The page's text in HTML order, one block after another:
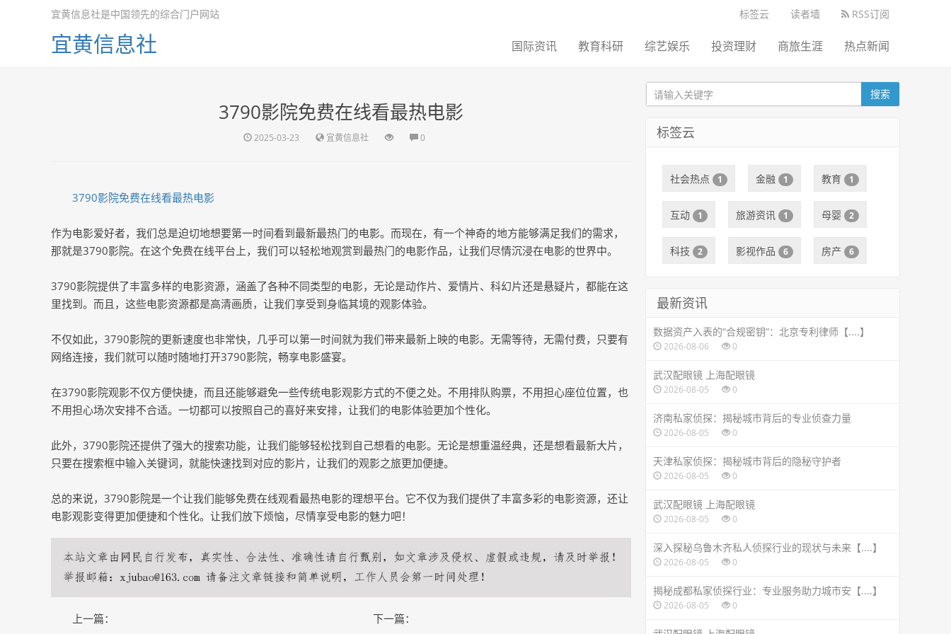
标签云 读者墙 RSS订阅
宜黄信息社是中国领先的综合门户网站
宜黄信息社 国际资讯 教育科研 综艺娱乐 投资理财 商旅生涯 热点新闻
3790影院免费在线看最热电影
2025-03-23 宜黄信息社 0
3790影院免费在线看最热电影
作为电影爱好者，我们总是迫切地想要第一时间看到最新最热门的电影。而现在，有一个神奇的地方能够满足我们的需求，
那就是3790影院。在这个免费在线平台上，我们可以轻松地观赏到最热门的电影作品，让我们尽情沉浸在电影的世界中。
3790影院提供了丰富多样的电影资源，涵盖了各种不同类型的电影，无论是动作片、爱情片、科幻片还是悬疑片，都能在这
里找到。而且，这些电影资源都是高清画质，让我们享受到身临其境的观影体验。
不仅如此，3790影院的更新速度也非常快，几乎可以第一时间就为我们带来最新上映的电影。无需等待，无需付费，只要有
网络连接，我们就可以随时随地打开3790影院，畅享电影盛宴。
在3790影院观影不仅方便快捷，而且还能够避免一些传统电影观影方式的不便之处。不用排队购票，不用担心座位位置，也
不用担心场次安排不合适。一切都可以按照自己的喜好来安排，让我们的电影体验更加个性化。
此外，3790影院还提供了强大的搜索功能，让我们能够轻松找到自己想看的电影。无论是想重温经典，还是想看最新大片，
只要在搜索框中输入关键词，就能快速找到对应的影片，让我们的观影之旅更加便捷。
总的来说，3790影院是一个让我们能够免费在线观看最热电影的理想平台。它不仅为我们提供了丰富多彩的电影资源，还让
电影观影变得更加便捷和个性化。让我们放下烦恼，尽情享受电影的魅力吧！
上一篇： 下一篇：
搜索
标签云
社会热点 1 金融 1 教育 1
互动 1 旅游资讯 1 母婴 2
科技 2 影视作品 6 房产 6
最新资讯
数据资产入表的“合规密钥”：北京专利律师【....】
2026-08-06 0
武汉配眼镜 上海配眼镜
2026-08-05 0
济南私家侦探：揭秘城市背后的专业侦查力量
2026-08-05 0
天津私家侦探：揭秘城市背后的隐秘守护者
2026-08-05 0
武汉配眼镜 上海配眼镜
2026-08-05 0
深入探秘乌鲁木齐私人侦探行业的现状与未来【....】
2026-08-05 0
揭秘成都私家侦探行业：专业服务助力城市安【....】
2026-08-05 0